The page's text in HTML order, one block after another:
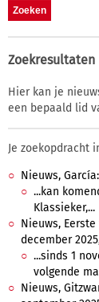
Zoekresultaten
Hier kan je
een bepaald lid
Je zoekopdracht
Nieuws,
...kan
Klassieker,...
Nieuws,
december
...sinds 1
volgende
Nieuws,